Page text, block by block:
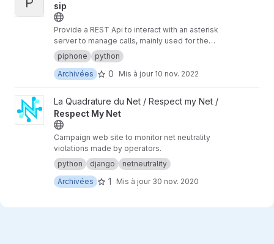
sip
Provide a REST Api to interact with an asterisk
server to manage calls, mainly used for the
piphone.
piphone
python
Archivées
0 Mis à jour 10 nov. 2022
Afficher le projet Respect My Net
La Quadrature du Net / Respect my Net /
Respect My Net
Campaign web site to monitor net neutrality
violations made by operators.
python
django
netneutrality
Archivées
1 Mis à jour 30 nov. 2020